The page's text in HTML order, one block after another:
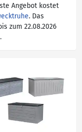
Angebot kostet
. Das
zum 22.08.2026